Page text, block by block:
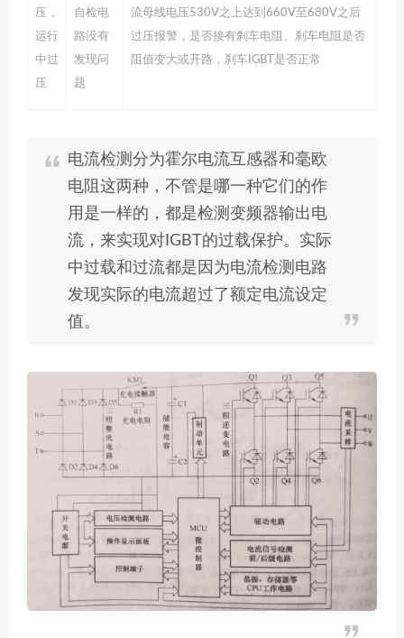
压，
运行
中过
压
自检电
路没有
发现问
题
流母线电压530V之上达到660V至680V之后
过压报警，是否接有刹车电阻、刹车电阻是否
阻值变大或开路，刹车IGBT是否正常
电流检测分为霍尔电流互感器和毫欧
电阻这两种，不管是哪一种它们的作
用是一样的，都是检测变频器输出电
流，来实现对IGBT的过载保护。实际
中过载和过流都是因为电流检测电路
发现实际的电流超过了额定电流设定
值。